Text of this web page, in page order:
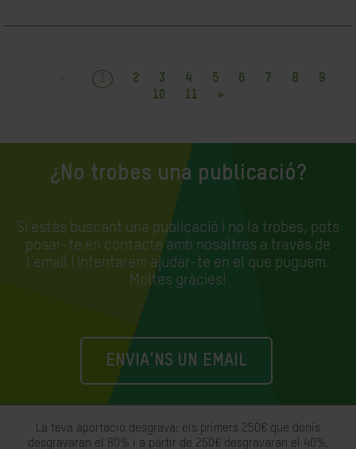
« 1 2 3 4 5 6 7 8
9
10
11 »
¿No trobes una publicació?
Si estàs buscant una publicació i no la trobes, pots
posar-te en contacte amb nosaltres a través de
l'email i intentarem ajudar-te en el que puguem.
Moltes gràcies!
ENVIA'NS UN EMAIL
La teva aportació desgrava: els primers 250€ que donis
desgravaran el 80% i a partir de 250€ desgravaran el 40%.